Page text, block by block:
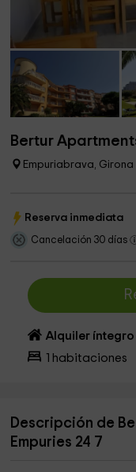
Bertur
Empuriabrava, Girona
Reserva inmediata
Cancelación 30 días
Alquiler íntegro
habitaciones
Descripción de
Empuries 24 7